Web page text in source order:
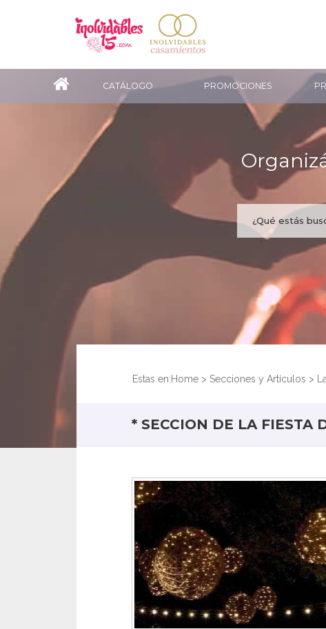
CATÁLOGO PROMOCIONES
Estas en:Home > Secciones y Artículos >
* SECCION DE LA FIESTA